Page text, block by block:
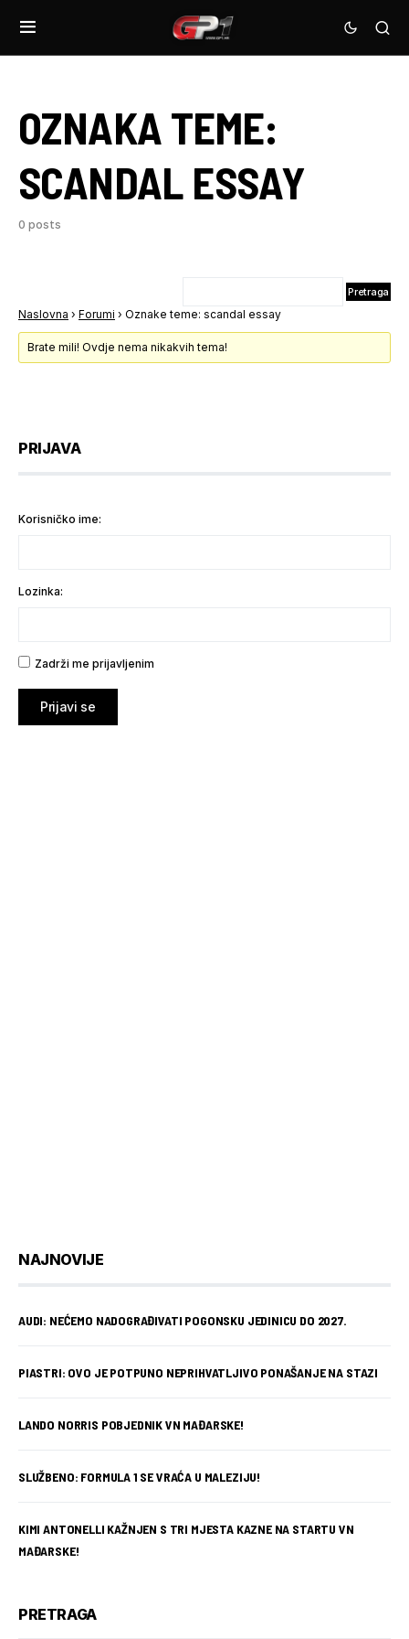
OZNAKA TEME:
SCANDAL ESSAY
0 posts
Naslovna › Forumi › Oznake teme: scandal essay
Brate mili! Ovdje nema nikakvih tema!
PRIJAVA
Korisničko ime:
Lozinka:
Zadrži me prijavljenim
Prijavi se
NAJNOVIJE
AUDI: NEĆEMO NADOGRAĐIVATI POGONSKU JEDINICU DO 2027.
PIASTRI: OVO JE POTPUNO NEPRIHVATLJIVO PONAŠANJE NA STAZI
LANDO NORRIS POBJEDNIK VN MAĐARSKE!
SLUŽBENO: FORMULA 1 SE VRAĆA U MALEZIJU!
KIMI ANTONELLI KAŽNJEN S TRI MJESTA KAZNE NA STARTU VN
MAĐARSKE!
PRETRAGA